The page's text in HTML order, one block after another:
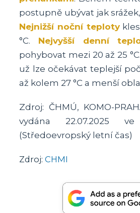
postupně ubývat jak
Nejnižší noční teploty
°C. Nejvyšší denní
pohybovat mezi 20 až 25
už lze očekávat teplejší
až kolem 27 °C a menší
Zdroj: ČHMÚ, KOMO-
vydána 22.07.2025
(Středoevropský letní čas)
Zdroj:CHMI